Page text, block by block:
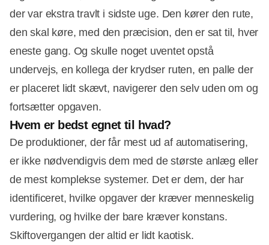
der var ekstra travlt i sidste uge. Den kører den rute,
den skal køre, med den præcision, den er sat til, hver
eneste gang. Og skulle noget uventet opstå
undervejs, en kollega der krydser ruten, en palle der
er placeret lidt skævt, navigerer den selv uden om og
fortsætter opgaven.
Hvem er bedst egnet til hvad?
De produktioner, der får mest ud af automatisering,
er ikke nødvendigvis dem med de største anlæg eller
de mest komplekse systemer. Det er dem, der har
identificeret, hvilke opgaver der kræver menneskelig
vurdering, og hvilke der bare kræver konstans.
Skiftovergangen der altid er lidt kaotisk.